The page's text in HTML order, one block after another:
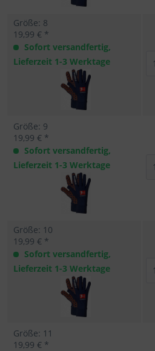
Größe: 8
19,99 € *
Sofort versandfertig,
Lieferzeit 1-3 Werktage
Größe: 9
19,99 € *
Sofort versandfertig,
Lieferzeit 1-3 Werktage
Größe: 10
19,99 € *
Sofort versandfertig,
Lieferzeit 1-3 Werktage
Größe: 11
19,99 € *